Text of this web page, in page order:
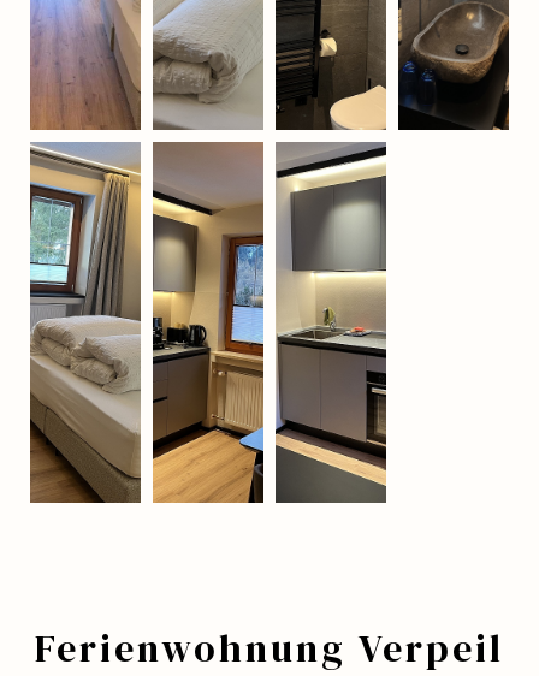
Ferienwohnung Verpeil